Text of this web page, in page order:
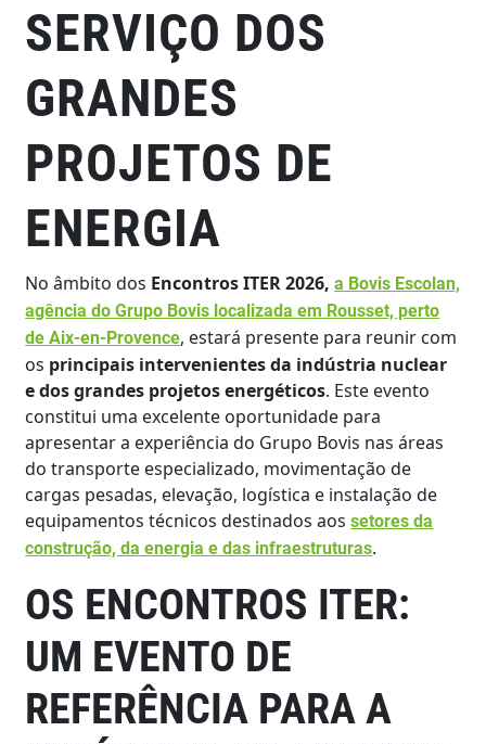
SERVIÇO DOS
GRANDES
PROJETOS DE
ENERGIA
No âmbito dos Encontros ITER 2026,a Bovis Escolan,
agência do Grupo Bovis localizada em Rousset, perto
de Aix-en-Provence, estará presente para reunir com
os principais intervenientes da indústria nuclear
e dos grandes projetos energéticos. Este evento
constitui uma excelente oportunidade para
apresentar a experiência do Grupo Bovis nas áreas
do transporte especializado, movimentação de
cargas pesadas, elevação, logística e instalação de
equipamentos técnicos destinados aossetores da
construção, da energia e das infraestruturas.
OS ENCONTROS ITER:
UM EVENTO DE
REFERÊNCIA PARA A